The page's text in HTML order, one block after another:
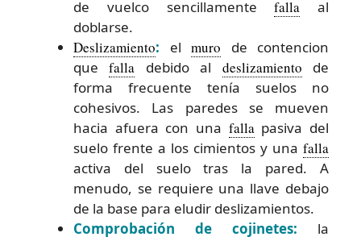
de vuelco sencillamentefalla al
doblarse.
Deslizamiento: el muro de contencion
quefalla debido al deslizamiento de
forma frecuente tenía suelos no
cohesivos. Las paredes se mueven
hacia afuera con una fallapasiva del
suelo frente a los cimientos y una falla
activa del suelo tras la pared. A
menudo, se requiere una llave debajo
de la base para eludir deslizamientos.
Comprobación de cojinetes: la